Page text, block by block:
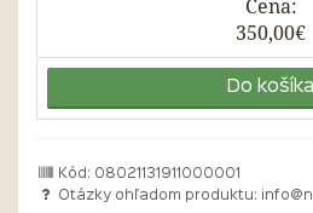
Cena:
350,00€
Do košíka
Kód: 08021131911000001
Otázky ohľadom produktu: